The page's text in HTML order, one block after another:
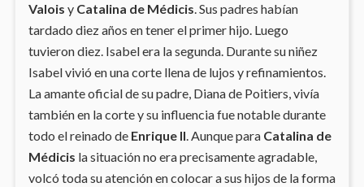
Valois y Catalina de Médicis. Sus padres habían
tardado diez años en tener el primer hijo. Luego
tuvieron diez. Isabel era la segunda. Durante su niñez
Isabel vivió en una corte llena de lujos y refinamientos.
La amante oficial de su padre, Diana de Poitiers, vivía
también en la corte y su influencia fue notable durante
todo el reinado de Enrique II. Aunque para Catalina de
Médicis la situación no era precisamente agradable,
volcó toda su atención en colocar a sus hijos de la forma